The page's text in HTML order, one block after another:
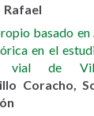
Rafael
basado en
en el
vial de
Coracho,